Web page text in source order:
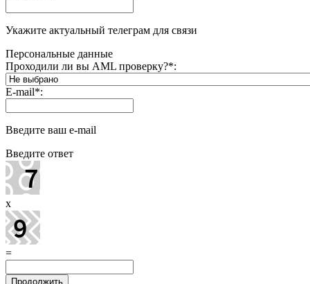
Укажите актуальный телеграм для связи
Персональные данные
Проходили ли вы AML проверку?*:
E-mail*:
Введите ваш e-mail
Введите ответ
x
=